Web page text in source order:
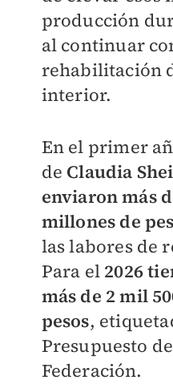
producción
al continuar
rehabilitación
interior.
En el primer
de Claudia
enviaron más
millones de
las labores de
Para el 2026
más de 2 mil
pesos,
Presupuesto
Federación.